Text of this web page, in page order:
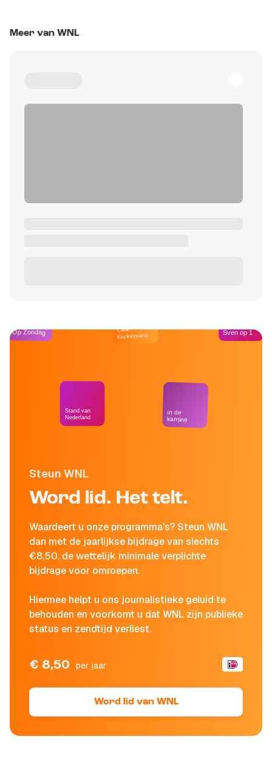
Meer van WNL
Steun WNL
Word lid. Het telt.
Waardeert u onze programma's? Steun WNL
dan met de jaarlijkse bijdrage van slechts
€8,50, de wettelijk minimale verplichte
bijdrage voor omroepen.
Hiermee helpt u ons journalistieke geluid te
behouden en voorkomt u dat WNL zijn publieke
status en zendtijd verliest.
€ 8,50 per jaar
Word lid van WNL
Op Zondag
Stand van
Nederland
Café
Kockelmann
In de
kantine
Sven op 1